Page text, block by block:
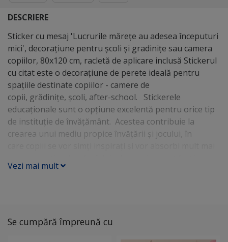
DESCRIERE
Sticker cu mesaj 'Lucrurile mărețe au adesea începuturi
mici', decorațiune pentru școli și gradinițe sau camera
copiilor, 80x120 cm, racletă de aplicare inclusă Stickerul
cu citat este o decoraţiune de perete ideală pentru
spaţiile destinate copiilor - camere de
copii, grădiniţe, şcoli, after-school. Stickerele
educaționale sunt o opțiune excelentă pentru orice tip
de instituție de învățământ. Acestea contribuie la
crearea unui mediu propice învățării și jocului, în
punct de atracție în timpul lecțiilor, cât și un fundal
Vezi mai mult
Se cumpără împreună cu